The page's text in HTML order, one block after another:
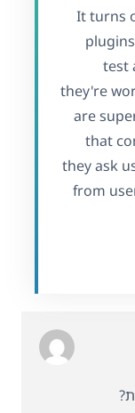
It turns
test
they're
are
that
they ask
from